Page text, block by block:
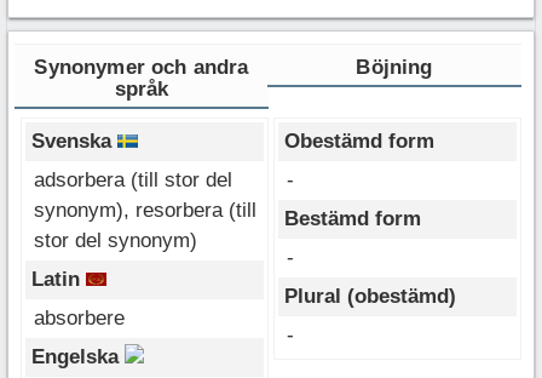
Synonymer och andra
språk
Böjning
Svenska
adsorbera (till stor del
synonym), resorbera (till
stor del synonym)
Latin
absorbere
Engelska
Obestämd form
-
Bestämd form
-
Plural (obestämd)
-